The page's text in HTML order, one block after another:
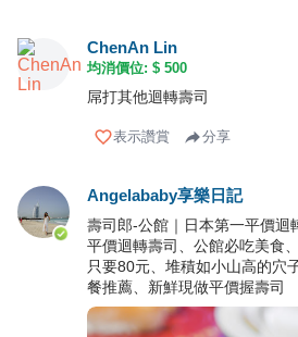
ChenAn Lin
均消價位: $ 500
屌打其他迴轉壽司
表示讚賞 分享
Angelababy享樂日記
壽司郎-公館｜日本第一平價迴
平價迴轉壽司、公館必吃美食
只要80元、堆積如小山高的穴
餐推薦、新鮮現做平價握壽司